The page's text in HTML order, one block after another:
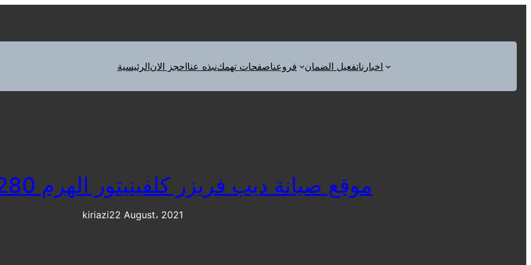
الرئيسيةاحجز الاننبذه عناصفحات تهمكفروعنا تفعيل الضماناخبارنا
موقع صيانة ديب فريزر كلفينيتور الهرم 01023140280
kiriazi22 August، 2021